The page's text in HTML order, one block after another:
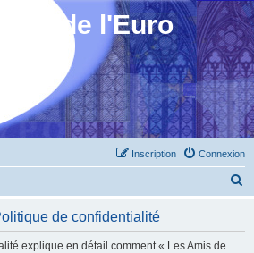
de l'Euro
Connexion
Inscription
de confidentialité
explique en détail comment « Les Amis de